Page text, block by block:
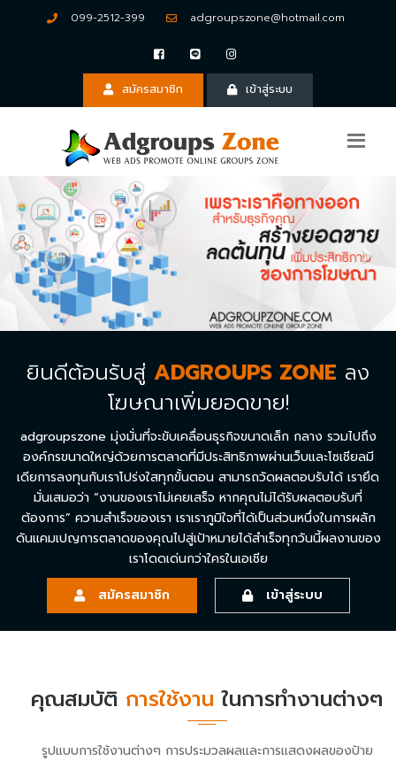
099-2512-399 adgroupszone@hotmail.com
สมัครสมาชิก เข้าสู่ระบบ
Previous
ยินดีต้อนรับสู่ ADGROUPS ZONE ลง
โฆษณาเพิ่มยอดขาย!
adgroupszone มุ่งมั่นที่จะขับเคลื่อนธุรกิจขนาดเล็ก กลาง รวมไปถึง
องค์กรขนาดใหญ่ด้วยการตลาดที่มีประสิทธิภาพผ่านเว็บและโซเชียลมี
เดียการลงทุนกับเราโปร่งใสทุกขั้นตอน สามารถวัดผลตอบรับได้ เรายึด
มั่นเสมอว่า “งานของเราไม่เคยเสร็จ หากคุณไม่ได้รับผลตอบรับที่
ต้องการ” ความสำเร็จของเรา เราเราภูมิใจที่ได้เป็นส่วนหนึ่งในการผลัก
ดันแคมเปญการตลาดของคุณไปสู่เป้าหมายได้สำเร็จทุกวันนี้ผลงานของ
เราโดดเด่นกว่าใครในเอเชีย
สมัครสมาชิก
เข้าสู่ระบบ
คุณสมบัติ การใช้งาน ในการทำงานต่างๆ
รูปแบบการใช้งานต่างๆ การประมวลผลและการแสดงผลของป้าย